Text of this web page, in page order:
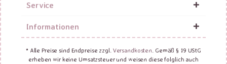
Service
Informationen
* Alle Preise sind Endpreise zzgl. Versandkosten. Gemäß § 19 UStG
erheben wir keine Umsatzsteuer und weisen diese folglich auch